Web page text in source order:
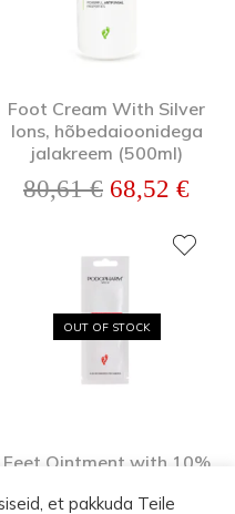
Foot Cream With Silver
Ions, hõbedaioonidega
jalakreem (500ml)
80,61€ Algne hind
68,52 €
OUT OF STOCK
Feet Ointment with 10%
10ml testpakend
et pakkuda Teile